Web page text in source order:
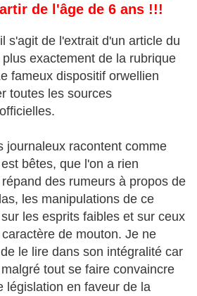
de l'âge de 6 ans !!!
s'agit de l'extrait d'un article du
exactement de la rubrique
fameux dispositif orwellien
toutes les sources
journaleux racontent comme
bêtes, que l'on a rien
des rumeurs à propos de
les manipulations de ce
les esprits faibles et sur ceux
de mouton. Je ne
le lire dans son intégralité car
tout se faire convaincre
législation en faveur de la